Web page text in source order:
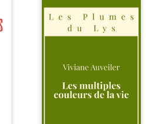
Trois récits, trois
existences saisies
à l’instant où tout
bascule. Une
l’apaisement, un
recouvre
l’espérance, tandis